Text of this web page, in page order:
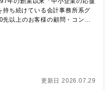
セラー製品が多く、国内外の
。また、他社製品の廃番対応
を支えています。
持ち続けている会計事務所系グ
以上のお客様の顧問・コンサ
のネットワークを活用し、お
で対応するサービス体制を構
い環境の為にITの積極的な活
活用・フリーアドレス・オフ
ンジしたい気持ちがあれば特
更新日 2026.07.29